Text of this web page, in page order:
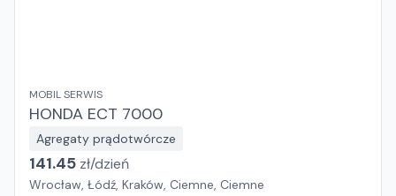
MOBIL SERWIS
HONDA ECT 7000
Agregaty prądotwórcze
141.45 zł/dzień
Wrocław, Łódź, Kraków, Ciemne, Ciemne